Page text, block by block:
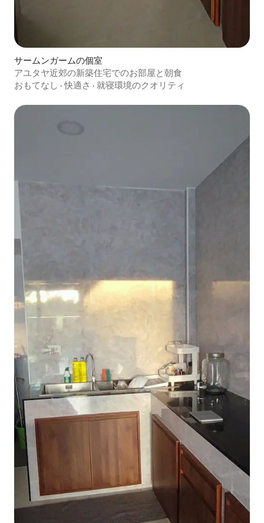
サームンガームの個室
アユタヤ近郊の新築住宅でのお部屋と朝食
おもてなし ·快適さ · 就寝環境のクオリティ